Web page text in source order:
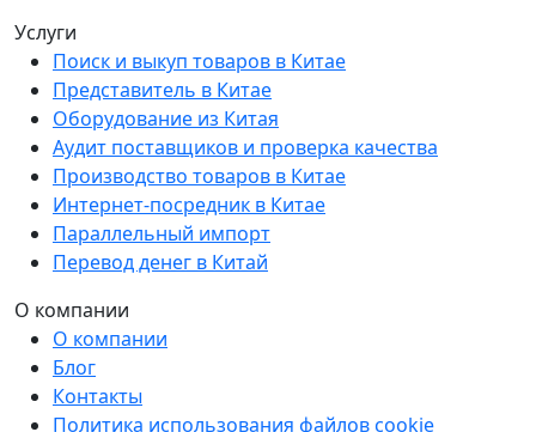
Услуги
Поиск и выкуп товаров в Китае
Представитель в Китае
Оборудование из Китая
Аудит поставщиков и проверка качества
Производство товаров в Китае
Интернет-посредник в Китае
Параллельный импорт
Перевод денег в Китай
О компании
О компании
Блог
Контакты
Политика использования файлов cookie